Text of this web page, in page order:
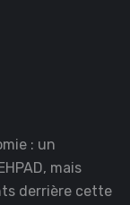
: un
mais
derrière cette